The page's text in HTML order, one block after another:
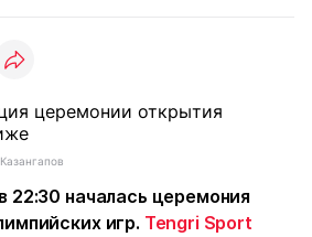
22:30 началась церемония
игр. Tengri Sport